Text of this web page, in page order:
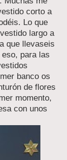
corto a
Lo que
largo a
que llevaseis
para las
banco os
de flores
momento,
con unos